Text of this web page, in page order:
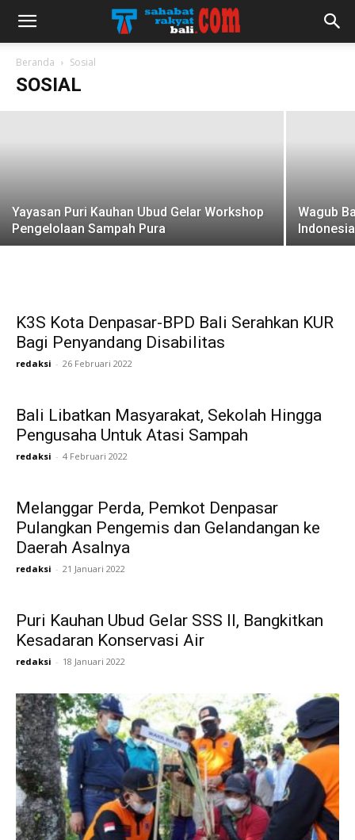
Beranda Sosial
SOSIAL
Gubernur Bali Dorong Lembaga
Penyiaran Tampilkan Kesantunan
redaksi - 13 Mei 2022
Yayasan Puri Kauhan Ubud Gelar Workshop
Pengelolaan Sampah Pura
Wagub
K3S Kota Denpasar-BPD Bali Serahkan KUR
Bagi Penyandang Disabilitas
redaksi - 26 Februari 2022
Bali Libatkan Masyarakat, Sekolah Hingga
Pengusaha Untuk Atasi Sampah
redaksi - 4 Februari 2022
Melanggar Perda, Pemkot Denpasar
Pulangkan Pengemis dan Gelandangan ke
Daerah Asalnya
redaksi - 21 Januari 2022
Puri Kauhan Ubud Gelar SSS II, Bangkitkan
Kesadaran Konservasi Air
redaksi - 18 Januari 2022